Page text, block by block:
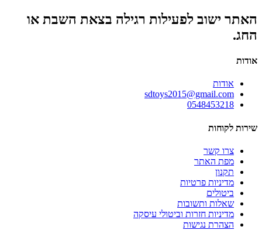
האתר ישוב לפעילות רגילה בצאת השבת או
החג.
אודות
אודות
sdtoys2015@gmail.com
0548453218
שירות לקוחות
צרו קשר
מפת האתר
תקנון
מדיניות פרטיות
ביטולים
שאלות ותשובות
מדיניות חזרות וביטולי עיסקה
הצהרת נגישות